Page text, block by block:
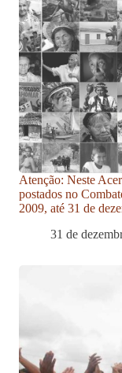
Atenção: Neste
postados no
2009, até 31 de
31 de